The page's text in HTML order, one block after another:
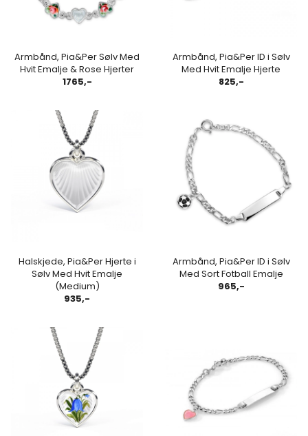
Armbånd, Pia&Per Sølv Med
Hvit Emalje & Rose Hjerter
1765,-
Armbånd, Pia&Per ID i Sølv
Med Hvit Emalje Hjerte
825,-
Halskjede, Pia&Per Hjerte i
Sølv Med Hvit Emalje
(Medium)
935,-
Armbånd, Pia&Per ID i Sølv
Med Sort Fotball Emalje
965,-